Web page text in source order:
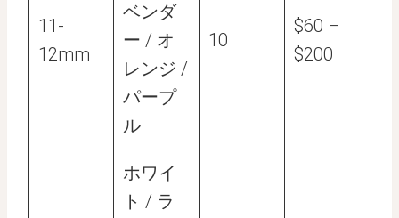
11-
12mm
ベンダ
ー / オ
レンジ /
パープ
ル
10
$60 –
$200
ホワイ
ト / ラ